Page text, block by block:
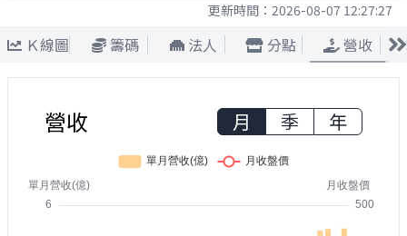
更新時間： 2026-08-07 12:27:27
Ｋ線圖 籌碼 法人 分點 營收
營收 月 季 年